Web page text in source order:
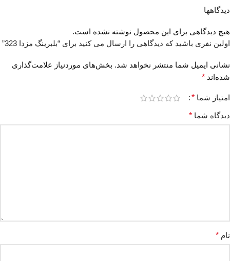
دیدگاهها
هیچ دیدگاهی برای این محصول نوشته نشده است.
اولین نفری باشید که دیدگاهی را ارسال می کنید برای “بلبرینگ مزدا 323”
نشانی ایمیل شما منتشر نخواهد شد. بخش‌های موردنیاز علامت‌گذاری
شده‌اند *
امتیاز شما *
دیدگاه شما *
نام *